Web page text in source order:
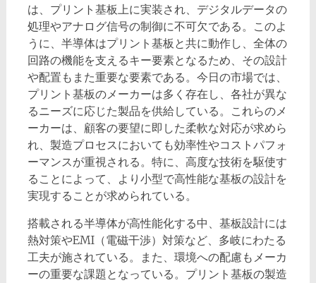
は、プリント基板上に実装され、デジタルデータの
処理やアナログ信号の制御に不可欠である。このよ
うに、半導体はプリント基板と共に動作し、全体の
回路の機能を支えるキー要素となるため、その設計
や配置もまた重要な要素である。今日の市場では、
プリント基板のメーカーは多く存在し、各社が異な
るニーズに応じた製品を供給している。これらのメ
ーカーは、顧客の要望に即した柔軟な対応が求めら
れ、製造プロセスにおいても効率性やコストパフォ
ーマンスが重視される。特に、高度な技術を駆使す
ることによって、より小型で高性能な基板の設計を
実現することが求められている。
搭載される半導体が高性能化する中、基板設計には
熱対策やEMI（電磁干渉）対策など、多岐にわたる
工夫が施されている。また、環境への配慮もメーカ
ーの重要な課題となっている。プリント基板の製造